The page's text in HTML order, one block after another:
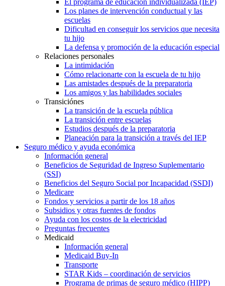
Los planes de intervención conductual y las
escuelas
Dificultad en conseguir los servicios que necesita
tu hijo
La defensa y promoción de la educación especial
Relaciones personales
La intimidación
Cómo relacionarte con la escuela de tu hijo
Las amistades después de la preparatoria
Los amigos y las habilidades sociales
Transiciónes
La transición de la escuela pública
La transición entre escuelas
Estudios después de la preparatoria
Planeación para la transición a través del IEP
Seguro médico y ayuda económica
Información general
Beneficios de Seguridad de Ingreso Suplementario
(SSI)
Beneficios del Seguro Social por Incapacidad (SSDI)
Medicare
Fondos y servicios a partir de los 18 años
Subsidios y otras fuentes de fondos
Ayuda con los costos de la electricidad
Preguntas frecuentes
Medicaid
Información general
Medicaid Buy-In
Transporte
STAR Kids – coordinación de servicios
Programa de primas de seguro médico (HIPP)